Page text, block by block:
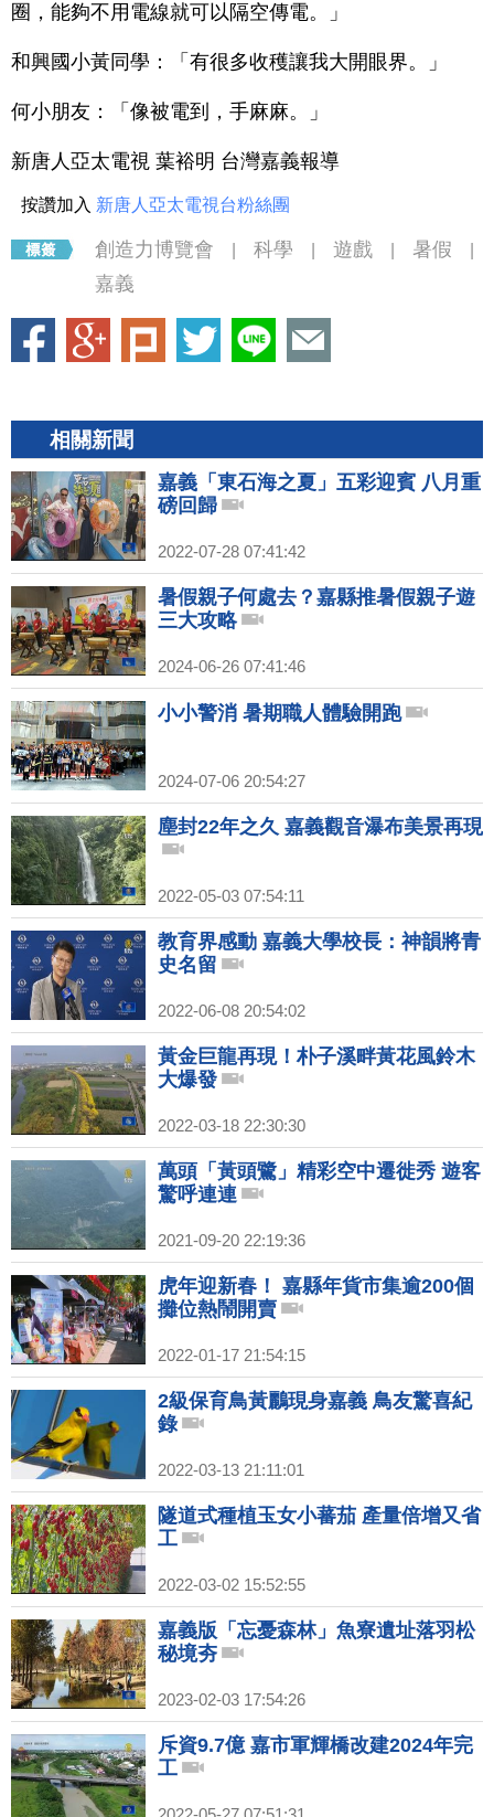
圈，能夠不用電線就可以隔空傳電。」
和興國小黃同學：「有很多收穫讓我大開眼界。」
何小朋友：「像被電到，手麻麻。」
新唐人亞太電視 葉裕明 台灣嘉義報導
按讚加入 新唐人亞太電視台粉絲團
創造力博覽會 科學 遊戲 暑假
嘉義
相關新聞
嘉義「東石海之夏」五彩迎賓 八月重
磅回歸
2022-07-28 07:41:42
暑假親子何處去？嘉縣推暑假親子遊
三大攻略
2024-06-26 07:41:46
小小警消 暑期職人體驗開跑
2024-07-06 20:54:27
塵封22年之久 嘉義觀音瀑布美景再現
2022-05-03 07:54:11
教育界感動 嘉義大學校長：神韻將青
史名留
2022-06-08 20:54:02
黃金巨龍再現！朴子溪畔黃花風鈴木
大爆發
2022-03-18 22:30:30
萬頭「黃頭鷺」精彩空中遷徙秀 遊客
驚呼連連
2021-09-20 22:19:36
虎年迎新春！ 嘉縣年貨市集逾200個
攤位熱鬧開賣
2022-01-17 21:54:15
2級保育鳥黃鸝現身嘉義 鳥友驚喜紀
錄
2022-03-13 21:11:01
隧道式種植玉女小蕃茄 產量倍增又省
工
2022-03-02 15:52:55
嘉義版「忘憂森林」魚寮遺址落羽松
秘境夯
2023-02-03 17:54:26
斥資9.7億 嘉市軍輝橋改建2024年完
工